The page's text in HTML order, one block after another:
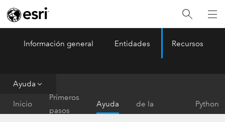
ArcGIS Pro Menu
Información general Entidades Recursos
Ayuda
Inicio
Primeros
pasos
Ayuda
de la
herramienta
Python